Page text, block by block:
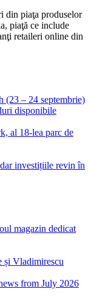
din piaţa produselor
piaţă ce include
retaileri online din
– 24 septembrie)
disponibile
al 18-lea parc de
investițiile revin în
magazin dedicat
și Vladimirescu
from July 2026